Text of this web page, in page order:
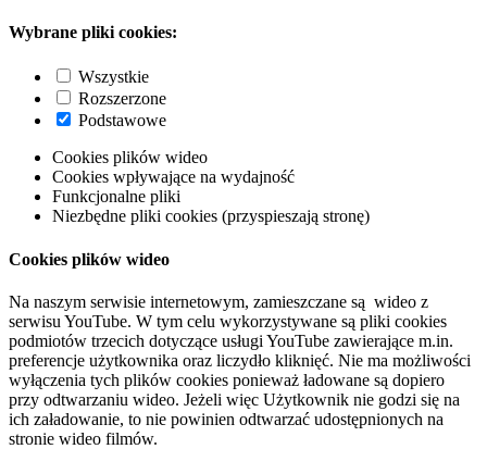
Wybrane pliki cookies:
Wszystkie
Rozszerzone
Podstawowe
Cookies plików wideo
Cookies wpływające na wydajność
Funkcjonalne pliki
Niezbędne pliki cookies (przyspieszają stronę)
Cookies plików wideo
Na naszym serwisie internetowym, zamieszczane są wideo z
serwisu YouTube. W tym celu wykorzystywane są pliki cookies
podmiotów trzecich dotyczące usługi YouTube zawierające m.in.
preferencje użytkownika oraz liczydło kliknięć. Nie ma możliwości
wyłączenia tych plików cookies ponieważ ładowane są dopiero
przy odtwarzaniu wideo. Jeżeli więc Użytkownik nie godzi się na
ich załadowanie, to nie powinien odtwarzać udostępnionych na
stronie wideo filmów.